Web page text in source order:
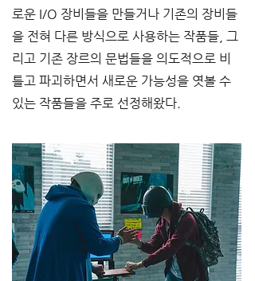
로운 I/O 장비들을 만들거나 기존의 장비들
을 전혀 다른 방식으로 사용하는 작품들, 그
리고 기존 장르의 문법들을 의도적으로 비
틀고 파괴하면서 새로운 가능성을 엿볼 수
있는 작품들을 주로 선정해왔다.